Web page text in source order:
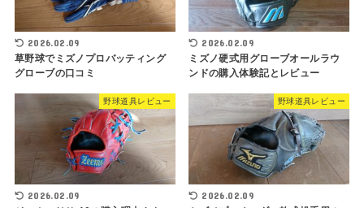
2026.02.09
草野球でミズノプロバッティング
グローブの口コミ
2026.02.09
ミズノ硬式用グローブオールラウ
ンドの購入体験記とレビュー
野球道具レビュー
2026.02.09
野球道具レビュー
2026.02.09